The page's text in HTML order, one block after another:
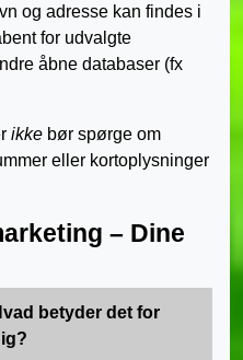
og adresse kan findes i
for udvalgte
åbne databaser (fx
ikke bør spørge om
eller kortoplysninger
– Dine
betyder det for